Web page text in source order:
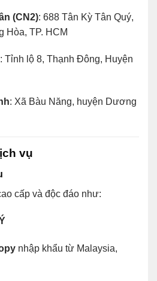
(CN2): 688 Tân Kỳ Tân Quý,
Hòa, TP. HCM
: Tỉnh lộ 8, Thạnh Đông, Huyện
: Xã Bàu Năng, huyện Dương
vụ
cấp và độc đáo như:
nhập khẩu từ Malaysia,